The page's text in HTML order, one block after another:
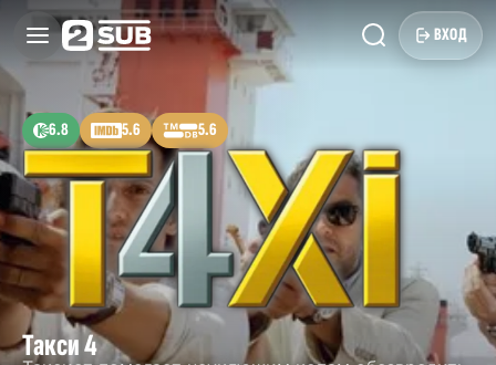
ВХОД
6.8 5.6 5.6
Такси 4